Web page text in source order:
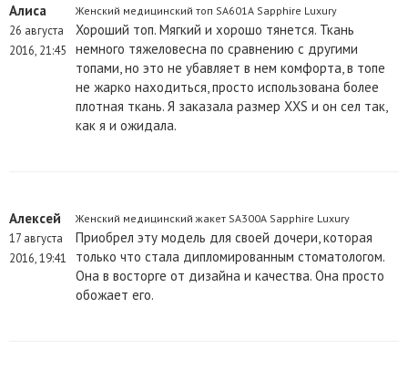
Алиса
26 августа
2016, 21:45
Женский медицинский топ SA601A Sapphire Luxury
Хороший топ. Мягкий и хорошо тянется. Ткань
немного тяжеловесна по сравнению с другими
топами, но это не убавляет в нем комфорта, в топе
не жарко находиться, просто использована более
плотная ткань. Я заказала размер XXS и он сел так,
как я и ожидала.
Алексей
17 августа
2016, 19:41
Женский медицинский жакет SA300A Sapphire Luxury
Приобрел эту модель для своей дочери, которая
только что стала дипломированным стоматологом.
Она в восторге от дизайна и качества. Она просто
обожает его.